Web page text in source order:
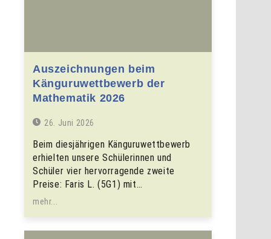
Auszeichnungen beim
Känguruwettbewerb der
Mathematik 2026
26. Juni 2026
Beim diesjährigen Känguruwettbewerb
erhielten unsere Schülerinnen und
Schüler vier hervorragende zweite
Preise: Faris L. (5G1) mit…
mehr...